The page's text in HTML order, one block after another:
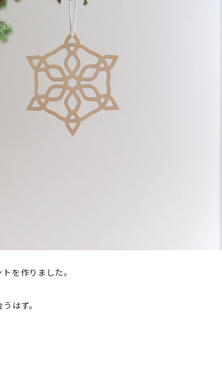
を作りました。
はず。